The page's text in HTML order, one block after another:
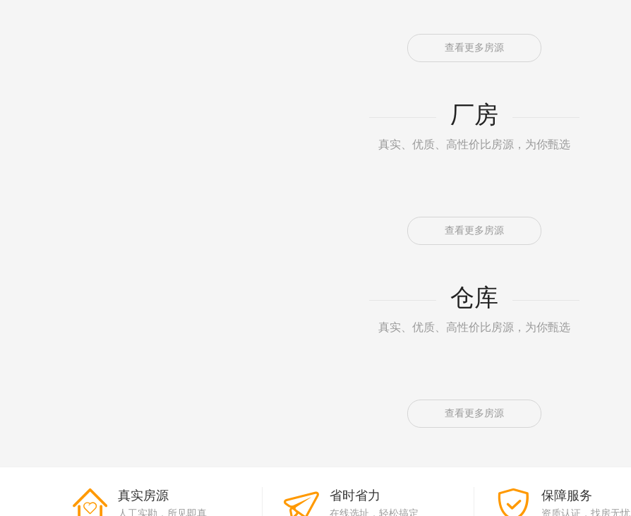
查看更多房源
厂房
真实、优质、高性价比房源，为你甄选
查看更多房源
仓库
真实、优质、高性价比房源，为你甄选
查看更多房源
真实房源
人工实勘，所见即真
省时省力
在线选址，轻松搞定
保障服务
资质认证，找房无忧